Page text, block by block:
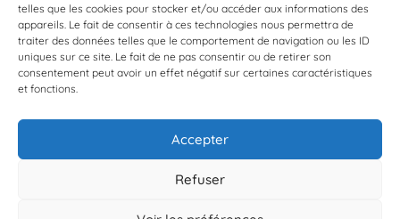
telles que les cookies pour stocker et/ou accéder aux informations des
appareils. Le fait de consentir à ces technologies nous permettra de
traiter des données telles que le comportement de navigation ou les ID
uniques sur ce site. Le fait de ne pas consentir ou de retirer son
consentement peut avoir un effet négatif sur certaines caractéristiques
et fonctions.
Accepter
Refuser
À propos de BioLit
Vos données d'observation
Ressources
Résultats du programme
Contacts
Inscrivez-vous dès maintenant